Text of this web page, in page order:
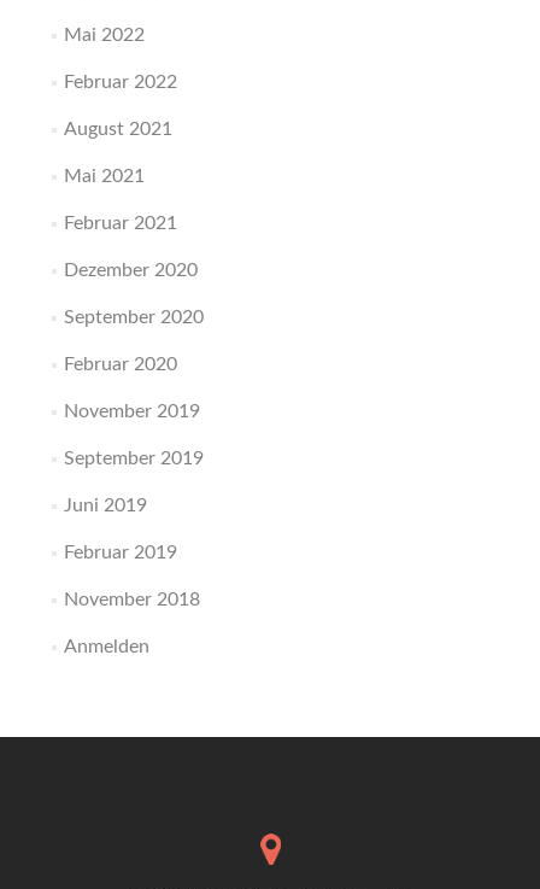
Mai 2022
Februar 2022
August 2021
Mai 2021
Februar 2021
Dezember 2020
September 2020
Februar 2020
November 2019
September 2019
Juni 2019
Februar 2019
November 2018
Anmelden